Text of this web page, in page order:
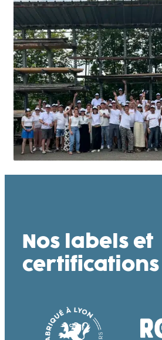
Nos labels et
certifications